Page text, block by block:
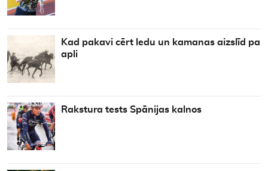
Kad pakavi cērt ledu un kamanas aizslīd pa
apli
Rakstura tests Spānijas kalnos